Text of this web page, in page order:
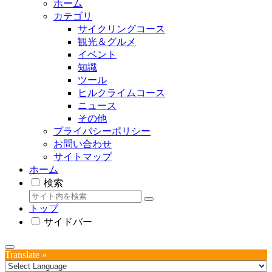
ホーム
カテゴリ
サイクリングコース
観光＆グルメ
イベント
知識
ツール
ヒルクライムコース
ニュース
その他
プライバシーポリシー
お問い合わせ
サイトマップ
ホーム
検索
トップ
サイドバー
Translate »